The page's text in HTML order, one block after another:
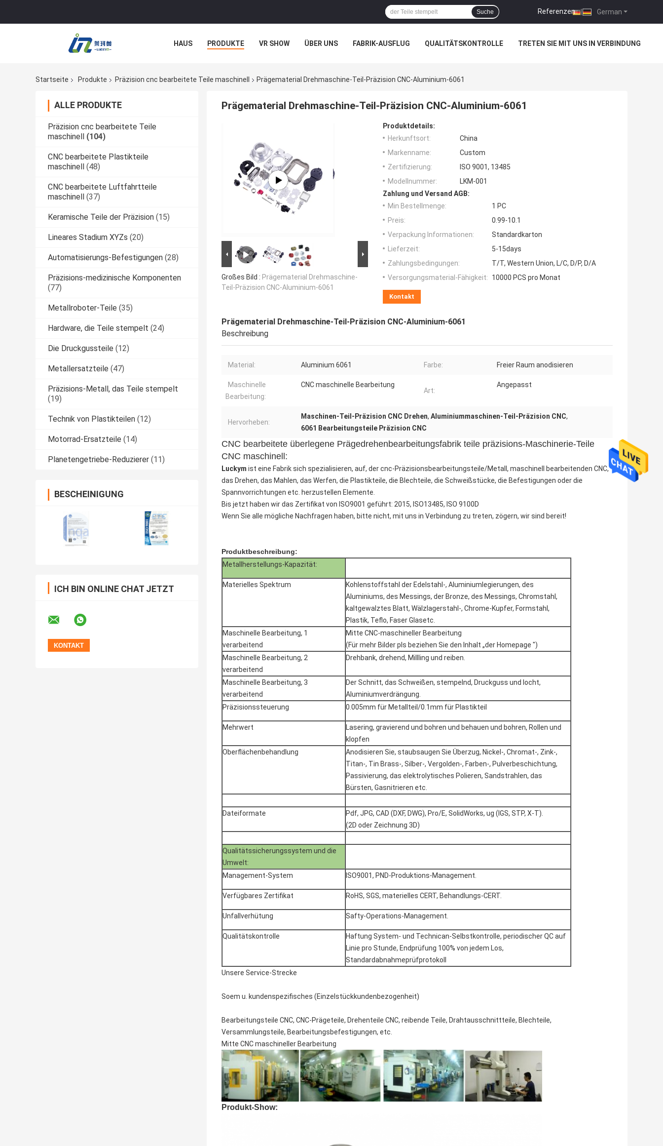
German
Referenzen |
Suche
HAUS PRODUKTE VR SHOW ÜBER UNS FABRIK-AUSFLUG QUALITÄTSKONTROLLE TRETEN SIE MIT UNS IN VERBINDUNG
Startseite
Produkte Präzision cnc bearbeitete Teile maschinell Prägematerial Drehmaschine-Teil-Präzision CNC-Aluminium-6061
ALLE PRODUKTE
Präzision cnc bearbeitete Teile
maschinell
(104)
CNC bearbeitete Plastikteile
maschinell
(48)
CNC bearbeitete Luftfahrtteile
maschinell
(37)
Keramische Teile der Präzision (15)
Lineares Stadium XYZs (20)
Automatisierungs-Befestigungen (28)
Präzisions-medizinische Komponenten
(77)
Metallroboter-Teile (35)
Hardware, die Teile stempelt (24)
Die Druckgussteile (12)
Metallersatzteile (47)
Präzisions-Metall, das Teile stempelt
(19)
Technik von Plastikteilen (12)
Motorrad-Ersatzteile (14)
Planetengetriebe-Reduzierer (11)
BESCHEINIGUNG
ICH BIN ONLINE CHAT JETZT
Prägematerial Drehmaschine-Teil-Präzision CNC-Aluminium-6061
Großes Bild : Prägematerial Drehmaschine-
Teil-Präzision CNC-Aluminium-6061
Produktdetails:
Herkunftsort:
China
Markenname:
Custom
Zertifizierung:
ISO 9001, 13485
Modellnummer:
LKM-001
Zahlung und Versand AGB:
Min Bestellmenge:
1 PC
Preis:
0.99-10.1
Verpackung Informationen:
Standardkarton
Lieferzeit:
5-15days
Zahlungsbedingungen:
T/T, Western Union, L/C, D/P, D/A
Versorgungsmaterial-Fähigkeit:
10000 PCS pro Monat
Kontakt
Prägematerial Drehmaschine-Teil-Präzision CNC-Aluminium-6061
Beschreibung
Material: Aluminium 6061 Farbe: Freier Raum anodisieren
Maschinelle
Bearbeitung:
CNC maschinelle Bearbeitung
Art:
Angepasst
Hervorheben:
Maschinen-Teil-Präzision CNC Drehen, Aluminiummaschinen-Teil-Präzision CNC,
6061 Bearbeitungsteile Präzision CNC
CNC bearbeitete überlegene Prägedrehenbearbeitungsfabrik teile präzisions-Maschinerie-Teile
CNC maschinell:
Luckym ist eine Fabrik sich spezialisieren, auf, der cnc-Präzisionsbearbeitungsteile/Metall, maschinell bearbeitenden CNC,
das Drehen, das Mahlen, das Werfen, die Plastikteile, die Blechteile, die Schweißstücke, die Befestigungen oder die
Spannvorrichtungen etc. herzustellen Elemente.
Bis jetzt haben wir das Zertifikat von ISO9001 geführt: 2015, ISO13485, ISO 9100D
Wenn Sie alle mögliche Nachfragen haben, bitte nicht, mit uns in Verbindung zu treten, zögern, wir sind bereit!
Produktbeschreibung:
Metallherstellungs-Kapazität:
Materielles Spektrum
Kohlenstoffstahl der Edelstahl-, Aluminiumlegierungen, des
Aluminiums, des Messings, der Bronze, des Messings, Chromstahl,
kaltgewalztes Blatt, Wälzlagerstahl-, Chrome-Kupfer, Formstahl,
Plastik, Teflo, Faser Glasetc.
Maschinelle Bearbeitung, 1
verarbeitend
Mitte CNC-maschineller Bearbeitung
(Für mehr Bilder pls beziehen Sie den Inhalt „der Homepage ")
Maschinelle Bearbeitung, 2
verarbeitend
Drehbank, drehend, Millling und reiben.
Maschinelle Bearbeitung, 3
verarbeitend
Der Schnitt, das Schweißen, stempelnd, Druckguss und locht,
Aluminiumverdrängung.
Präzisionssteuerung
0.005mm für Metallteil/0.1mm für Plastikteil
Mehrwert
Lasering, gravierend und bohren und behauen und bohren, Rollen und
klopfen
Oberflächenbehandlung
Anodisieren Sie, staubsaugen Sie Überzug, Nickel-, Chromat-, Zink-,
Titan-, Tin Brass-, Silber-, Vergolden-, Farben-, Pulverbeschichtung,
Passivierung, das elektrolytisches Polieren, Sandstrahlen, das
Bürsten, Gasnitrieren etc.
Dateiformate
Pdf, JPG, CAD (DXF, DWG), Pro/E, SolidWorks, ug (IGS, STP, X-T).
(2D oder Zeichnung 3D)
Qualitätssicherungssystem und die
Umwelt:
Management-System
ISO9001, PND-Produktions-Management.
Verfügbares Zertifikat RoHS, SGS, materielles CERT, Behandlungs-CERT.
Unfallverhütung Safty-Operations-Management.
Qualitätskontrolle
Haftung System- und Technican-Selbstkontrolle, periodischer QC auf
Linie pro Stunde, Endprüfung 100% von jedem Los,
Standardabnahmeprüfprotokoll
Unsere Service-Strecke
Soem u. kundenspezifisches (Einzelstückkundenbezogenheit)
Bearbeitungsteile CNC, CNC-Prägeteile, Drehenteile CNC, reibende Teile, Drahtausschnittteile, Blechteile,
Versammlungsteile, Bearbeitungsbefestigungen, etc.
Mitte CNC maschineller Bearbeitung
Produkt-Show: